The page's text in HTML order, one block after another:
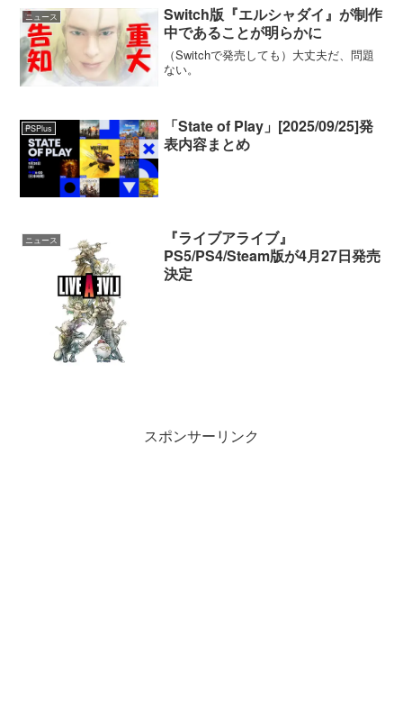
ニュース
Switch版『エルシャダイ』が制作
中であることが明らかに
（Switchで発売しても）大丈夫だ、問題
ない。
PSPlus
「State of Play」[2025/09/25]発
表内容まとめ
ニュース
『ライブアライブ』
PS5/PS4/Steam版が4月27日発売
決定
スポンサーリンク